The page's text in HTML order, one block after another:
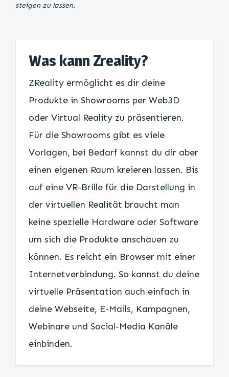
steigen zu lassen.
Was kann Zreality?
ZReality ermöglicht es dir deine
Produkte in Showrooms per Web3D
oder Virtual Reality zu präsentieren.
Für die Showrooms gibt es viele
Vorlagen, bei Bedarf kannst du dir aber
einen eigenen Raum kreieren lassen. Bis
auf eine VR-Brille für die Darstellung in
der virtuellen Realität braucht man
keine spezielle Hardware oder Software
um sich die Produkte anschauen zu
können. Es reicht ein Browser mit einer
Internetverbindung. So kannst du deine
virtuelle Präsentation auch einfach in
deine Webseite, E-Mails, Kampagnen,
Webinare und Social-Media Kanäle
einbinden.